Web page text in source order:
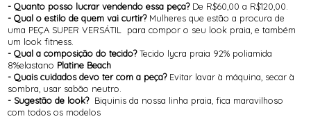
- Quanto posso lucrar vendendo essa peça? De R$60,00 a R$120,00.
- Qual o estilo de quem vai curtir? Mulheres que estão a procura de
uma PEÇA SUPER VERSÁTIL para compor o seu look praia, e também
um look fitness.
- Qual a composição do tecido?Tecido lycra praia 92% poliamida
8%elastano Platine Beach
- Quais cuidados devo ter com a peça? Evitar lavar à máquina, secar à
sombra, usar sabão neutro.
- Sugestão de look? Biquinis da nossa linha praia, fica maravilhoso
com todos os modelos